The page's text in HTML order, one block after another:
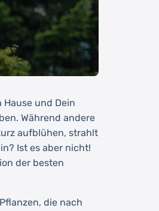
und Dein
Während andere
aufblühen, strahlt
Ist es aber nicht!
der besten
die nach